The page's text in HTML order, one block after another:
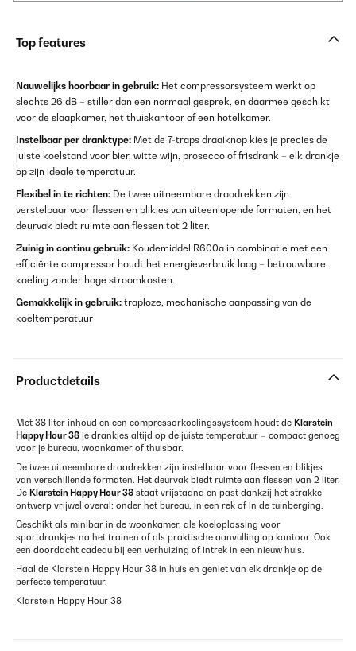
Top features
Nauwelijks hoorbaar in gebruik: Het compressorsysteem werkt op
slechts 26 dB – stiller dan een normaal gesprek, en daarmee geschikt
voor de slaapkamer, het thuiskantoor of een hotelkamer.
Instelbaar per dranktype: Met de 7-traps draaiknop kies je precies de
juiste koelstand voor bier, witte wijn, prosecco of frisdrank – elk drankje
op zijn ideale temperatuur.
Flexibel in te richten: De twee uitneembare draadrekken zijn
verstelbaar voor flessen en blikjes van uiteenlopende formaten, en het
deurvak biedt ruimte aan flessen tot 2 liter.
Zuinig in continu gebruik: Koudemiddel R600a in combinatie met een
efficiënte compressor houdt het energieverbruik laag – betrouwbare
koeling zonder hoge stroomkosten.
Gemakkelijk in gebruik: traploze, mechanische aanpassing van de
koeltemperatuur
Productdetails
Met 38 liter inhoud en een compressorkoelingssysteem houdt de Klarstein
Happy Hour 38 je drankjes altijd op de juiste temperatuur – compact genoeg
voor je bureau, woonkamer of thuisbar.
De twee uitneembare draadrekken zijn instelbaar voor flessen en blikjes
van verschillende formaten. Het deurvak biedt ruimte aan flessen van 2 liter.
De Klarstein Happy Hour 38 staat vrijstaand en past dankzij het strakke
ontwerp vrijwel overal: onder het bureau, in een rek of in de tuinberging.
Geschikt als minibar in de woonkamer, als koeloplossing voor
sportdrankjes na het trainen of als praktische aanvulling op kantoor. Ook
een doordacht cadeau bij een verhuizing of intrek in een nieuw huis.
Haal de Klarstein Happy Hour 38 in huis en geniet van elk drankje op de
perfecte temperatuur.
Klarstein Happy Hour 38